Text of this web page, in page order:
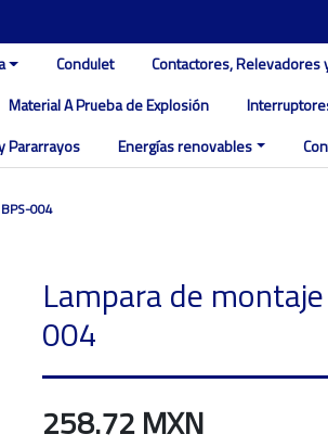
Condulet
Contactores, Relevadores
Material A Prueba de Explosión
Pararrayos Energías renovables
BPS-004
Lampara de
004
258.72 MXN